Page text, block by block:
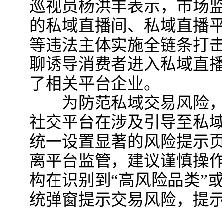
巡视员杨洪丰表示，市场
的私域直播间、私域直播
等违法主体实施全链条打
聊诱导消费者进入私域直
了相关平台企业。
为防范私域交易风险，
社交平台在涉及引导至私
统一设置显著的风险提示
离平台监管，建议谨慎操
构在识别到“高风险品类”
统弹窗提示交易风险，提